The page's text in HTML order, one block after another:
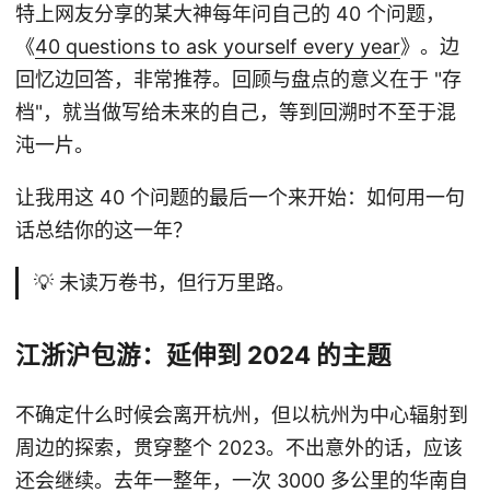
特上网友分享的某大神每年问自己的 40 个问题，
《40 questions to ask yourself every year》。边
回忆边回答，非常推荐。回顾与盘点的意义在于 "存
档"，就当做写给未来的自己，等到回溯时不至于混
沌一片。
让我用这 40 个问题的最后一个来开始：如何用一句
话总结你的这一年？
💡 未读万卷书，但行万里路。
江浙沪包游：延伸到 2024 的主题
不确定什么时候会离开杭州，但以杭州为中心辐射到
周边的探索，贯穿整个 2023。不出意外的话，应该
还会继续。去年一整年，一次 3000 多公里的华南自